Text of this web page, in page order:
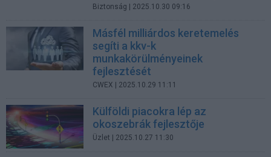
Biztonság | 2025.10.30 09:16
Másfél milliárdos keretemelés
segíti a kkv-k
munkakörülményeinek
fejlesztését
CWEX | 2025.10.29 11:11
Külföldi piacokra lép az
okoszebrák fejlesztője
Üzlet | 2025.10.27 11:30